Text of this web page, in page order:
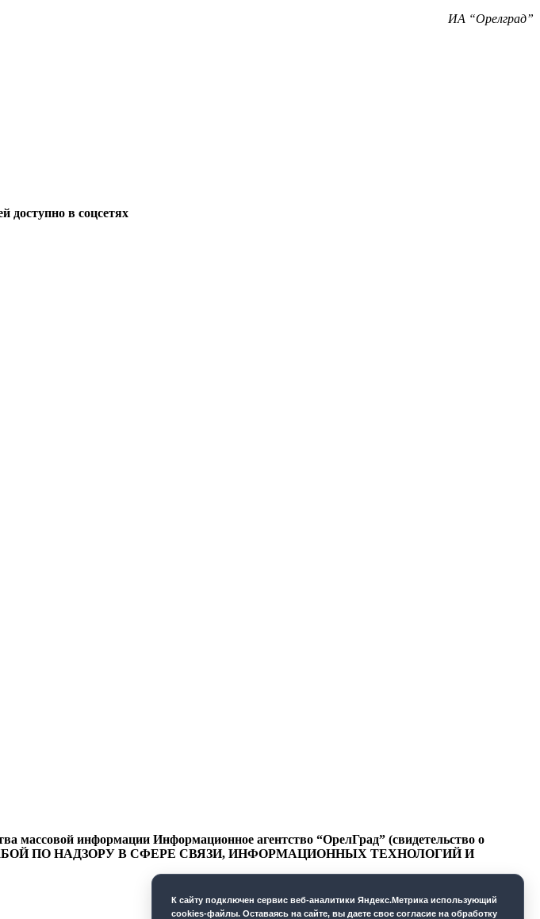
ИА “Орелград”
доступно в соцсетях
информации Информационное агентство “ОрелГрад” (свидетельство о
СЛУЖБОЙ ПО НАДЗОРУ В СФЕРЕ СВЯЗИ, ИНФОРМАЦИОННЫХ ТЕХНОЛОГИЙ И
К cайту подключен сервис веб-аналитики Яндекс.Метрика использующий
cookies-файлы. Оставаясь на сайте, вы даете свое согласие на обработку